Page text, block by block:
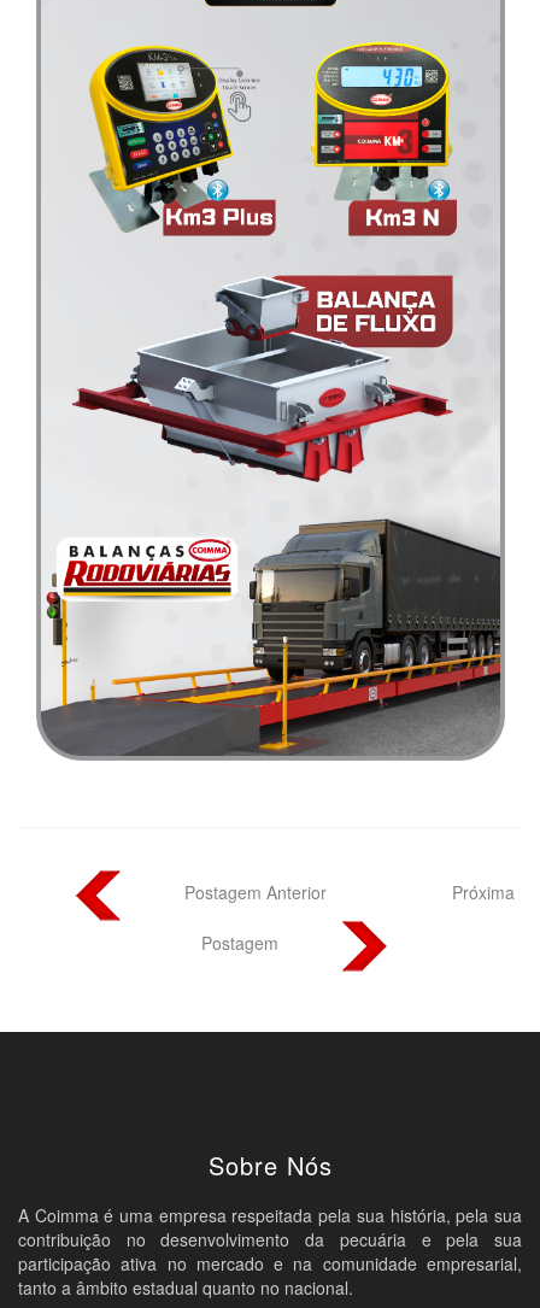
Postagem Anterior Próxima
Postagem
Sobre Nós
A Coimma é uma empresa respeitada pela sua história, pela sua
contribuição no desenvolvimento da pecuária e pela sua
participação ativa no mercado e na comunidade empresarial,
tanto a âmbito estadual quanto no nacional.